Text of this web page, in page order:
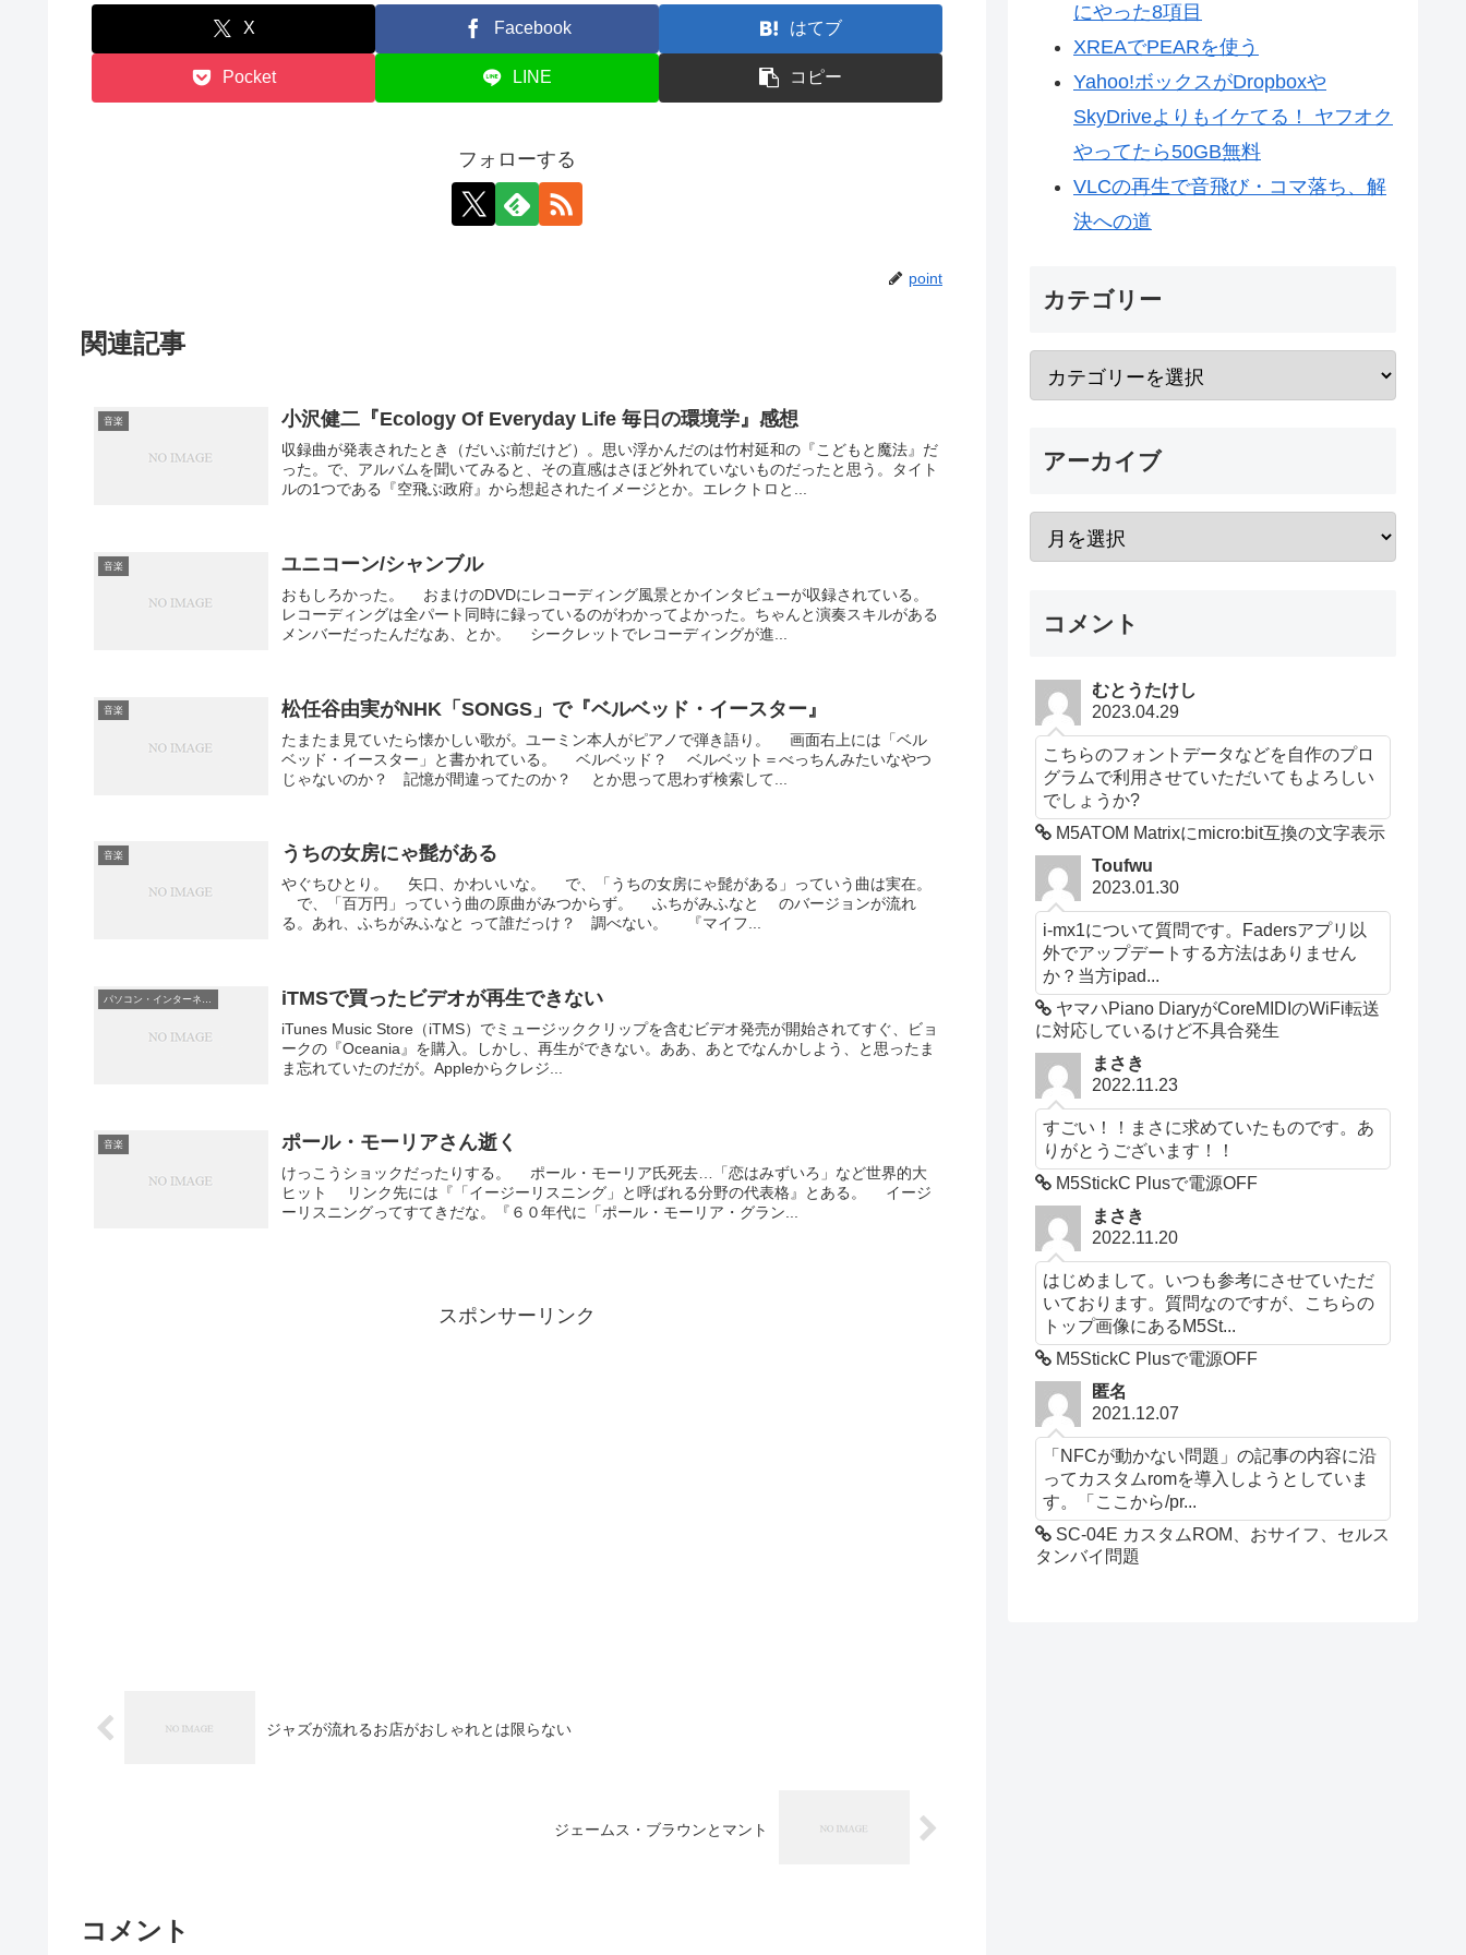
X Facebook はてブ
Pocket LINE コピー
フォローする
point
関連記事
音楽 小沢健二『Ecology Of Everyday Life 毎日の環境学』感想
収録曲が発表されたとき（だいぶ前だけど）。思い浮かんだのは竹村延和の『こどもと魔法』だ
った。で、アルバムを聞いてみると、その直感はさほど外れていないものだったと思う。タイト
ルの1つである『空飛ぶ政府』から想起されたイメージとか。エレクトロと...
音楽 ユニコーン/シャンブル
おもしろかった。 おまけのDVDにレコーディング風景とかインタビューが収録されている。
レコーディングは全パート同時に録っているのがわかってよかった。ちゃんと演奏スキルがある
メンバーだったんだなあ、とか。 シークレットでレコーディングが進...
音楽 松任谷由実がNHK「SONGS」で『ベルベッド・イースター』
たまたま見ていたら懐かしい歌が。ユーミン本人がピアノで弾き語り。 画面右上には「ベル
ベッド・イースター」と書かれている。 ベルベッド？ ベルベット＝べっちんみたいなやつ
じゃないのか？ 記憶が間違ってたのか？ とか思って思わず検索して...
音楽 うちの女房にゃ髭がある
やぐちひとり。 矢口、かわいいな。 で、「うちの女房にゃ髭がある」っていう曲は実在。
で、「百万円」っていう曲の原曲がみつからず。 ふちがみふなと のバージョンが流れ
る。あれ、ふちがみふなと って誰だっけ？ 調べない。 『マイフ...
パソコン・インターネット iTMSで買ったビデオが再生できない
iTunes Music Store（iTMS）でミュージッククリップを含むビデオ発売が開始されてすぐ、ビョ
ークの『Oceania』を購入。しかし、再生ができない。ああ、あとでなんかしよう、と思ったま
ま忘れていたのだが。Appleからクレジ...
音楽 ポール・モーリアさん逝く
けっこうショックだったりする。 ポール・モーリア氏死去…「恋はみずいろ」など世界的大
ヒット リンク先には『「イージーリスニング」と呼ばれる分野の代表格』とある。 イージ
ーリスニングってすてきだな。『６０年代に「ポール・モーリア・グラン...
スポンサーリンク
ジャズが流れるお店がおしゃれとは限らない
ジェームス・ブラウンとマント
コメント
にやった8項目
XREAでPEARを使う
Yahoo!ボックスがDropboxや
SkyDriveよりもイケてる！ ヤフオク
やってたら50GB無料
VLCの再生で音飛び・コマ落ち、解
決への道
カテゴリー
アーカイブ
コメント
むとうたけし
2023.04.29
こちらのフォントデータなどを自作のプロ
グラムで利用させていただいてもよろしい
でしょうか?
M5ATOM Matrixにmicro:bit互換の文字表示
Toufwu
2023.01.30
i-mx1について質問です。Fadersアプリ以
外でアップデートする方法はありません
か？当方ipad...
ヤマハPiano DiaryがCoreMIDIのWiFi転送
に対応しているけど不具合発生
まさき
2022.11.23
すごい！！まさに求めていたものです。あ
りがとうございます！！
M5StickC Plusで電源OFF
まさき
2022.11.20
はじめまして。いつも参考にさせていただ
いております。質問なのですが、こちらの
トップ画像にあるM5St...
M5StickC Plusで電源OFF
匿名
2021.12.07
「NFCが動かない問題」の記事の内容に沿
ってカスタムromを導入しようとしていま
す。「ここから/pr...
SC-04E カスタムROM、おサイフ、セルス
タンバイ問題